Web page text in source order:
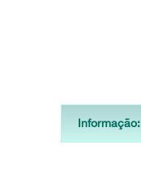
Informação: